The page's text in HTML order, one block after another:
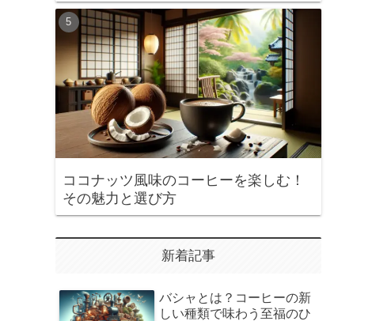
ココナッツ風味のコーヒーを楽しむ！
その魅力と選び方
新着記事
バシャとは？コーヒーの新
しい種類で味わう至福のひ